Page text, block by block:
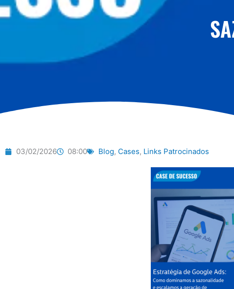
03/02/2026 08:00 Blog, Cases, Links Patrocinados